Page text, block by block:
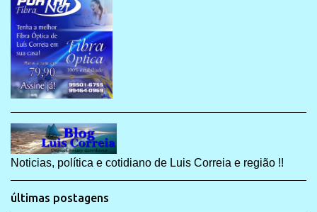
Noticias, política e cotidiano de Luis Correia e região !!
últimas postagens